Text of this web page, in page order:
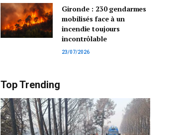
Gironde : 230 gendarmes
mobilisés face à un
incendie toujours
incontrôlable
23/07/2026
Top Trending